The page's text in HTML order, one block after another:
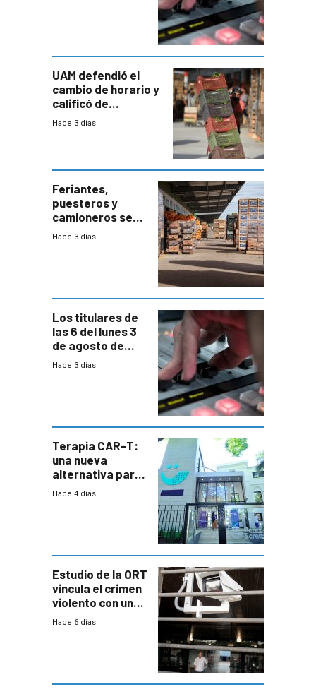
UAM defendió el
cambio de horario y
calificó de
“desproporcionado”
Hace 3 días
Feriantes,
puesteros y
camioneros se
movilizaron en
Hace 3 días
Los titulares de
las 6 del lunes 3
de agosto de
2026
Hace 3 días
Terapia CAR-T:
una nueva
alternativa para
niños y
Hace 4 días
Estudio de la ORT
vincula el crimen
violento con una
menor creación
Hace 6 días